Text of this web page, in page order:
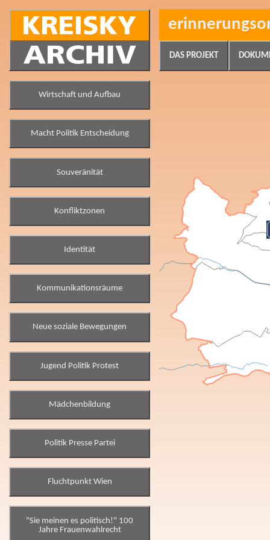
DAS PROJEKT
Wirtschaft und Aufbau
Macht Politik Entscheidung
Souveränität
Konfliktzonen
Identität
Kommunikationsräume
Neue soziale Bewegungen
Jugend Politik Protest
Mädchenbildung
Politik Presse Partei
Fluchtpunkt Wien
"Sie meinen es politisch!" 100
Jahre Frauenwahlrecht